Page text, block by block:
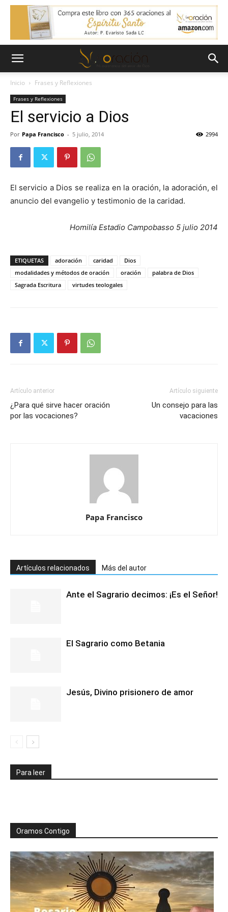
Inicio Frases y Reflexiones
Frases y Reflexiones
El servicio a Dios
Por Papa Francisco - 5 julio, 2014 2994
El servicio a Dios se realiza en la oración, la adoración, el
anuncio del evangelio y testimonio de la caridad.
Homilía Estadio Campobasso 5 julio 2014
ETIQUETAS adoración caridad
Dios
modalidades y métodos de oración
oración
palabra de Dios
Sagrada Escritura
virtudes teologales
Artículo anterior
¿Para qué sirve hacer oración
por las vocaciones?
Artículo siguiente
Un consejo para las
vacaciones
Papa Francisco
Artículos relacionados Más del autor
Ante el Sagrario decimos: ¡Es el Señor!
El Sagrario como Betania
Jesús, Divino prisionero de amor
Para leer
Oramos Contigo